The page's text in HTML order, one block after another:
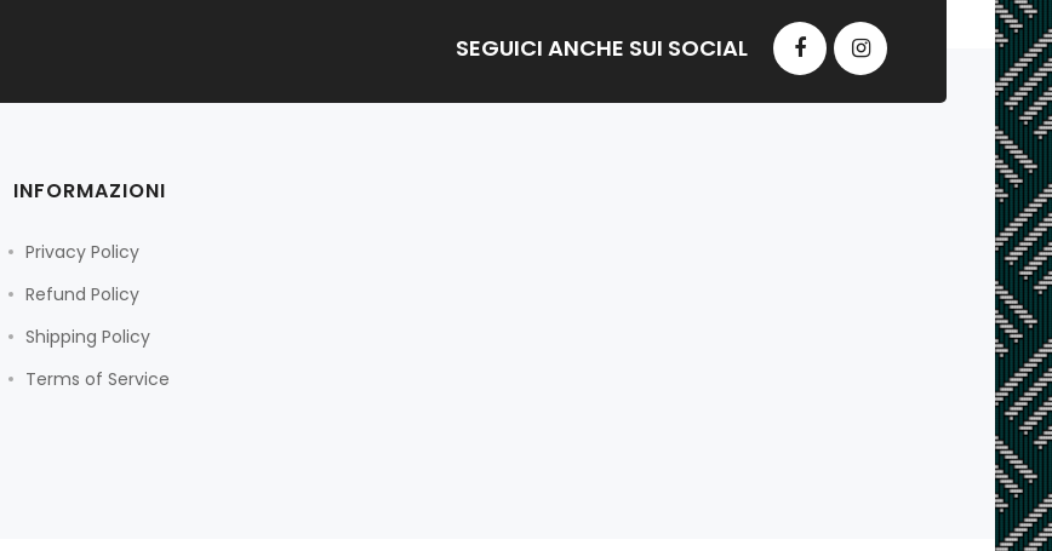
SEGUICI ANCHE SUI SOCIAL
INFORMAZIONI
Privacy Policy
Refund Policy
Shipping Policy
Terms of Service